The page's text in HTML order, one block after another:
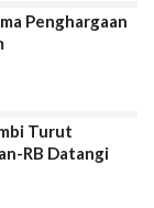
Penghargaan
Turut
RB Datangi